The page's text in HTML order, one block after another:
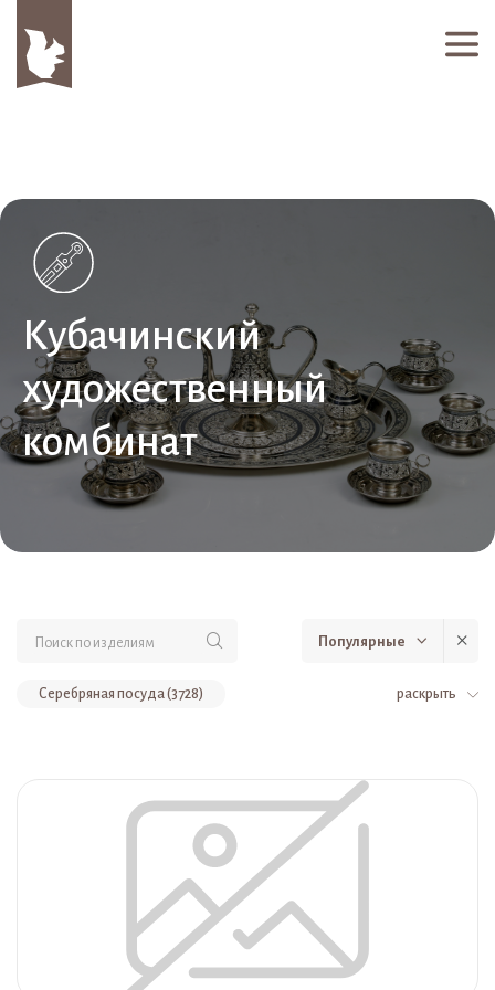
Кубачинский
художественный
комбинат
Популярные
раскрыть
Серебряная посуда (3728)
Товары до 30000 рублей (488)
Серебряные стаканы (487) Браслеты (327)
Кувшины и вазы из серебра (312)
Фужеры и бокалы из серебра (312) Рюмки (308)
Серебряная фляга (238)